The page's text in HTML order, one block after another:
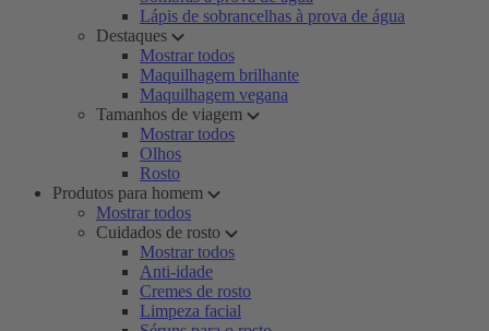
Lápis de sobrancelhas à prova de água
Destaques
Mostrar todos
Maquilhagem brilhante
Maquilhagem vegana
Tamanhos de viagem
Mostrar todos
Olhos
Rosto
Produtos para homem
Mostrar todos
Cuidados de rosto
Mostrar todos
Anti-idade
Cremes de rosto
Limpeza facial